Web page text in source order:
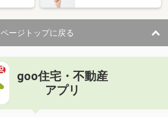
ページトップに戻る
goo住宅・不動産
アプリ